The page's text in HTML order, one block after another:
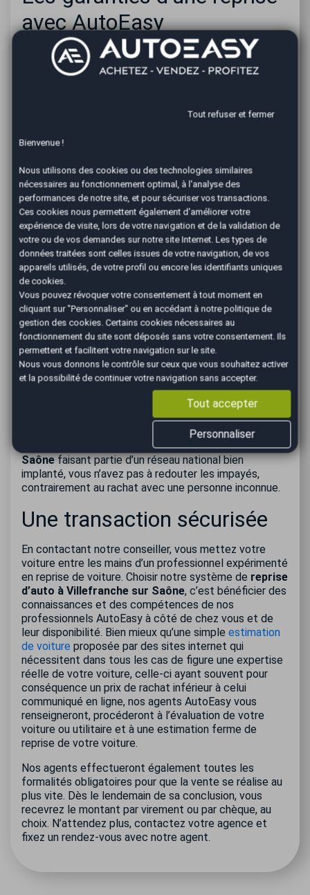
avec AutoEasy
Faire appel à notre agence de reprise d’auto à
Villefranche sur Saône, c’est faire appel au savoir-faire
et à l’expérience de tout un réseau national. Nos
sur rendez-vous, vous n’avez pas à attendre. Avant et
après la vente, nos conseillers sont là pour vous
minimum de temps, nous nous occupons de la totalité
des formalités administratives. Une fois que la vente
est conclue, notre agence dereprise d’auto de
Villefranche sur Saônegarantit un paiement dans les
24 heures suivantes. Transfert bancaire ou chèque, à
vous de choisir le mode qui vous convient.
Comment est fixé le prix ?
Pour lareprise de votre voiture à Villefranche sur
Saône, votre agent AutoEasy se base préalablement
sur la valeur Argus pour fixer un prix réel. Après, il prend
en compte les différentes particularités de votre
véhicule. Les coûts de remise en état et de réparation
de l’automobile sont retenus des cours Argus. Ce prix
de rachat cash vous est soumis pour acceptation. Dès
votre accord du montant fixé, notre agence AutoEasy
procède au règlement de la somme dans les 24 heures
suivantes par virement ou par chèque. En faisant appel
à AutoEasy, nos clients ont un réel accompagnement
et l’assurance d’une transaction sécurisée. Notre
reprise auto à Villefranche sur
Saônefaisant partie d’un réseau national bien
implanté, vous n’avez pas à redouter les impayés,
contrairement au rachat avec une personne inconnue.
Une transaction sécurisée
En contactant notre conseiller, vous mettez votre
voiture entre les mains d’un professionnel expérimenté
en reprise de voiture. Choisir notre système de reprise
d’auto à Villefranche sur Saône, c’est bénéficier des
connaissances et des compétences de nos
professionnels AutoEasy à côté de chez vous et de
leur disponibilité. Bien mieux qu’une simple estimation
de voiture proposée par des sites internet qui
nécessitent dans tous les cas de figure une expertise
réelle de votre voiture, celle-ci ayant souvent pour
conséquence un prix de rachat inférieur à celui
communiqué en ligne, nos agents AutoEasy vous
renseigneront, procéderont à l’évaluation de votre
voiture ou utilitaire et à une estimation ferme de
reprise de votre voiture.
Nos agents effectueront également toutes les
formalités obligatoires pour que la vente se réalise au
plus vite. Dès le lendemain de sa conclusion, vous
recevrez le montant par virement ou par chèque, au
choix. N’attendez plus, contactez votre agence et
fixez un rendez-vous avec notre agent.
Tout refuser et fermer
Bienvenue !
Nous utilisons des cookies ou des technologies similaires
nécessaires au fonctionnement optimal, à l'analyse des
performances de notre site, et pour sécuriser vos transactions.
Ces cookies nous permettent également d'améliorer votre
expérience de visite, lors de votre navigation et de la validation de
votre ou de vos demandes sur notre site Internet. Les types de
données traitées sont celles issues de votre navigation, de vos
appareils utilisés, de votre profil ou encore les identifiants uniques
de cookies.
Vous pouvez révoquer votre consentement à tout moment en
cliquant sur "Personnaliser" ou en accédant à notre politique de
gestion des cookies. Certains cookies nécessaires au
fonctionnement du site sont déposés sans votre consentement. Ils
permettent et facilitent votre navigation sur le site.
Nous vous donnons le contrôle sur ceux que vous souhaitez activer
et la possibilité de continuer votre navigation sans accepter.
Tout accepter
Personnaliser